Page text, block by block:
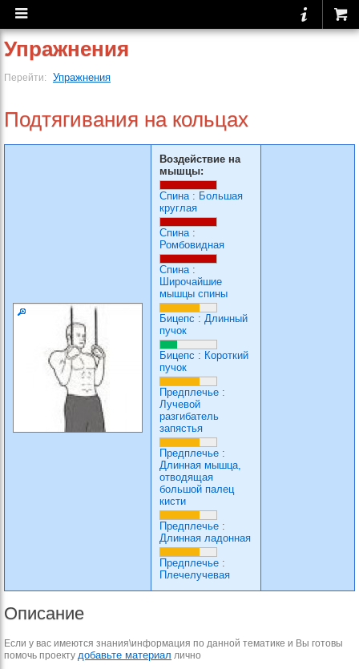
Упражнения
Перейти: Упражнения
Подтягивания на кольцах
Воздействие на
мышцы:
Спина: Большая
круглая
Спина:
Ромбовидная
Спина:
Широчайшие
мышцы спины
Бицепс : Длинный
пучок
Бицепс : Короткий
пучок
Предплечье :
Лучевой
разгибатель
запястья
Предплечье :
Длинная мышца,
отводящая
большой палец
кисти
Предплечье :
Длинная ладонная
Предплечье :
Плечелучевая
Описание
Если у вас имеются знания\информация по данной тематике и Вы готовы
помочь проекту добавьте материал лично